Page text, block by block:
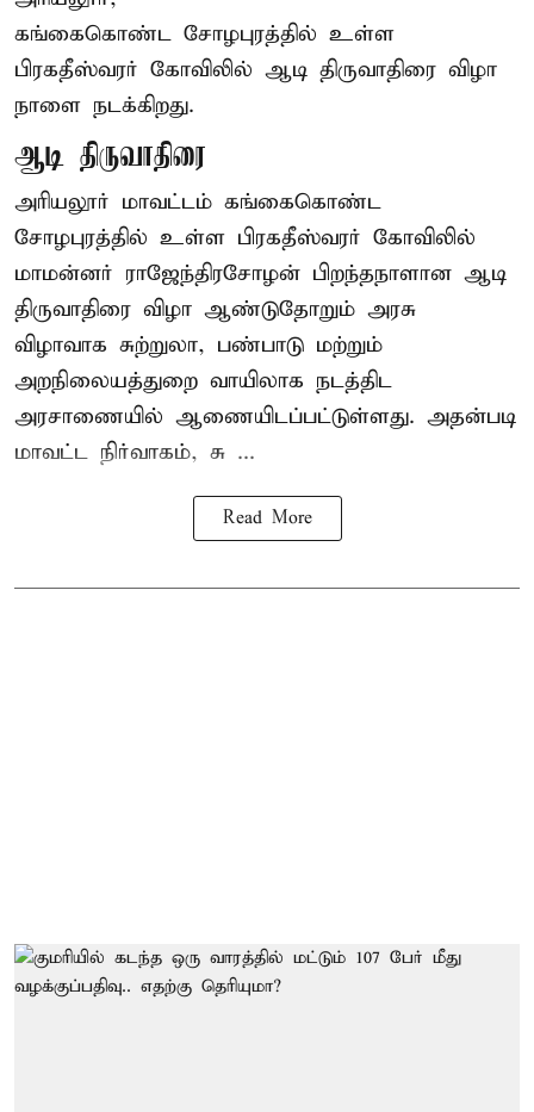
கங்கைகொண்ட சோழபுரத்தில் உள்ள
பிரகதீஸ்வரர் கோவிலில் ஆடி திருவாதிரை விழா
நாளை நடக்கிறது.
ஆடி திருவாதிரை
அரியலூர் மாவட்டம் கங்கைகொண்ட
சோழபுரத்தில் உள்ள பிரகதீஸ்வரர் கோவிலில்
மாமன்னர் ராஜேந்திரசோழன் பிறந்தநாளான ஆடி
திருவாதிரை விழா ஆண்டுதோறும் அரசு
விழாவாக சுற்றுலா, பண்பாடு மற்றும்
அறநிலையத்துறை வாயிலாக நடத்திட
அரசாணையில் ஆணையிடப்பட்டுள்ளது. அதன்படி
மாவட்ட நிர்வாகம், சு ...
Read More